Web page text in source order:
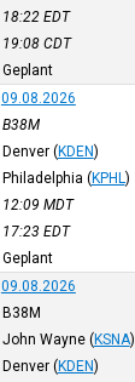
18:22 EDT
19:08 CDT
Geplant
09.08.2026
B38M
Denver (KDEN)
Philadelphia (KPHL )
12:09 MDT
17:23 EDT
Geplant
09.08.2026
B38M
John Wayne (KSNA)
Denver (KDEN)